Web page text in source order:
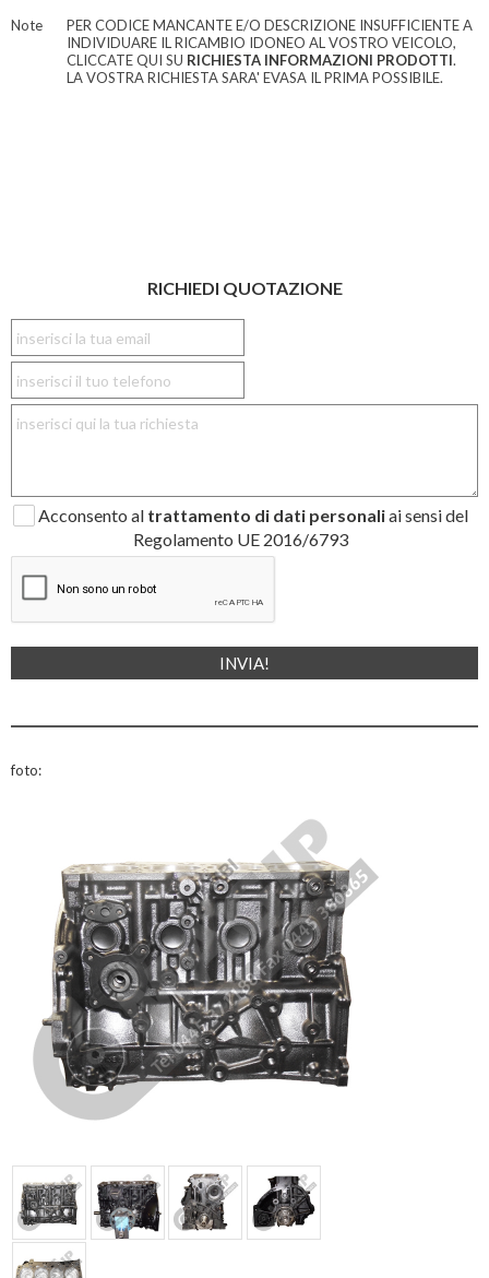
Note
PER CODICE MANCANTE E/O DESCRIZIONE INSUFFICIENTE A
INDIVIDUARE IL RICAMBIO IDONEO AL VOSTRO VEICOLO,
CLICCATE QUI SU RICHIESTA INFORMAZIONI PRODOTTI.
LA VOSTRA RICHIESTA SARA' EVASA IL PRIMA POSSIBILE.
RICHIEDI QUOTAZIONE
Acconsento al trattamento di dati personaliai sensi del
Regolamento UE 2016/6793
foto: